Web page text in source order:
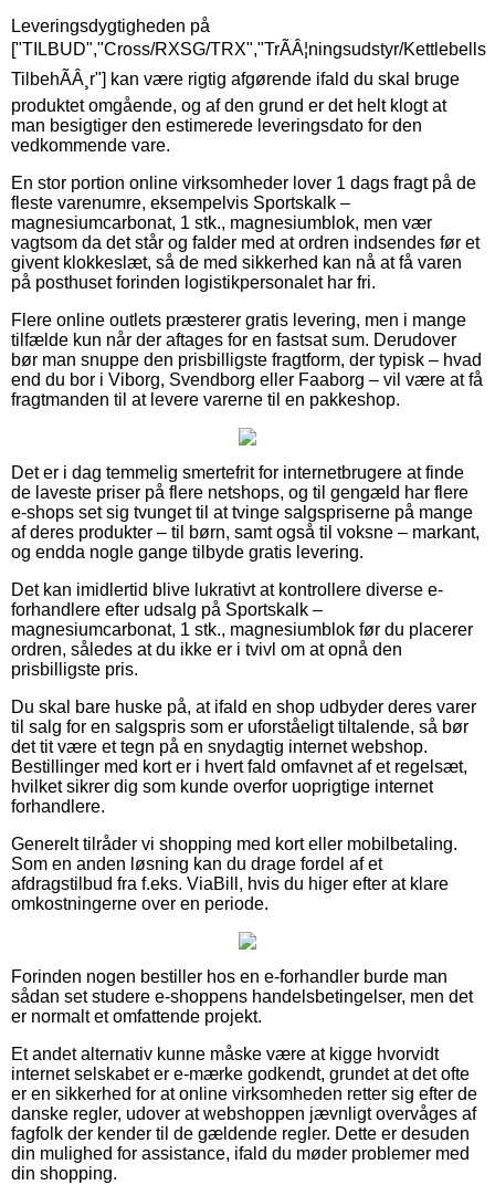
Leveringsdygtigheden på
["TILBUD","Cross/RXSG/TRX","TrÃÂ¦ningsudstyr/Kettlebells
TilbehÃÂ¸r"] kan være rigtig afgørende ifald du skal bruge
produktet omgående, og af den grund er det helt klogt at
man besigtiger den estimerede leveringsdato for den
vedkommende vare.
En stor portion online virksomheder lover 1 dags fragt på de
fleste varenumre, eksempelvis Sportskalk –
magnesiumcarbonat, 1 stk., magnesiumblok, men vær
vagtsom da det står og falder med at ordren indsendes før et
givent klokkeslæt, så de med sikkerhed kan nå at få varen
på posthuset forinden logistikpersonalet har fri.
Flere online outlets præsterer gratis levering, men i mange
tilfælde kun når der aftages for en fastsat sum. Derudover
bør man snuppe den prisbilligste fragtform, der typisk – hvad
end du bor i Viborg, Svendborg eller Faaborg – vil være at få
fragtmanden til at levere varerne til en pakkeshop.
Det er i dag temmelig smertefrit for internetbrugere at finde
de laveste priser på flere netshops, og til gengæld har flere
e-shops set sig tvunget til at tvinge salgspriserne på mange
af deres produkter – til børn, samt også til voksne – markant,
og endda nogle gange tilbyde gratis levering.
Det kan imidlertid blive lukrativt at kontrollere diverse e-
forhandlere efter udsalg på Sportskalk –
magnesiumcarbonat, 1 stk., magnesiumblok før du placerer
ordren, således at du ikke er i tvivl om at opnå den
prisbilligste pris.
Du skal bare huske på, at ifald en shop udbyder deres varer
til salg for en salgspris som er uforståeligt tiltalende, så bør
det tit være et tegn på en snydagtig internet webshop.
Bestillinger med kort er i hvert fald omfavnet af et regelsæt,
hvilket sikrer dig som kunde overfor uoprigtige internet
forhandlere.
Generelt tilråder vi shopping med kort eller mobilbetaling.
Som en anden løsning kan du drage fordel af et
afdragstilbud fra f.eks. ViaBill, hvis du higer efter at klare
omkostningerne over en periode.
Forinden nogen bestiller hos en e-forhandler burde man
sådan set studere e-shoppens handelsbetingelser, men det
er normalt et omfattende projekt.
Et andet alternativ kunne måske være at kigge hvorvidt
internet selskabet er e-mærke godkendt, grundet at det ofte
er en sikkerhed for at online virksomheden retter sig efter de
danske regler, udover at webshoppen jævnligt overvåges af
fagfolk der kender til de gældende regler. Dette er desuden
din mulighed for assistance, ifald du møder problemer med
din shopping.